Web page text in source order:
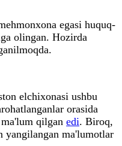
egasi huquq-
olingan. Hozirda
elchixonasi ushbu
orasida
qilgan edi. Biroq,
ma'lumotlar